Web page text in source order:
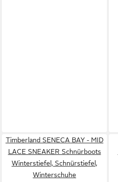
Timberland SENECA BAY - MID
LACE SNEAKER Schnürboots
Winterstiefel, Schnürstiefel,
Winterschuhe